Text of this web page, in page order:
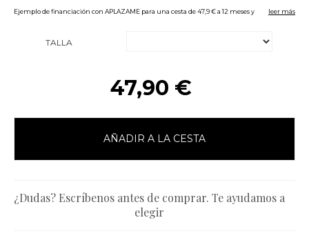
TALLA
47,90 €
AÑADIR A LA CESTA
¿Dudas? Escríbenos antes de comprar. Te ayudamos a
elegir